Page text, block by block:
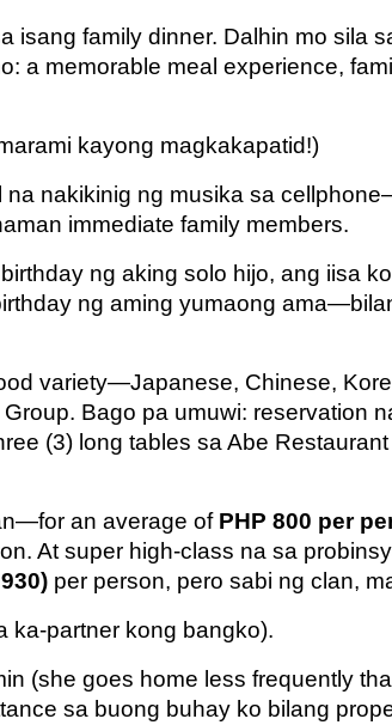
family dinner. Dalhin mo sila
a memorable meal experience,
kayong magkakapatid!)
nakikinig ng musika sa
immediate family members.
ng aking solo hijo, ang iisa
ng aming yumaong
variety—Japanese, Chinese,
Bago pa umuwi: reservation
(3) long tables sa Abe
an average of PHP 800 per
At super high-class na sa
per person, pero sabi ng clan,
ka-partner kong bangko).
(she goes home less frequently
sa buong buhay ko bilang